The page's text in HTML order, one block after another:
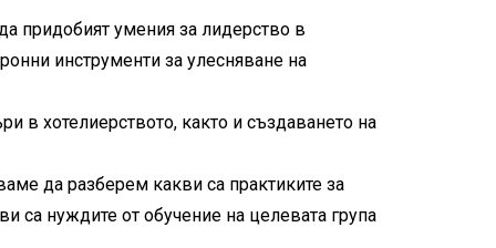
придобият умения за лидерство в
инструменти за улесняване на
в хотелиерството, както и създаването на
да разберем какви са практиките за
са нуждите от обучение на целевата група